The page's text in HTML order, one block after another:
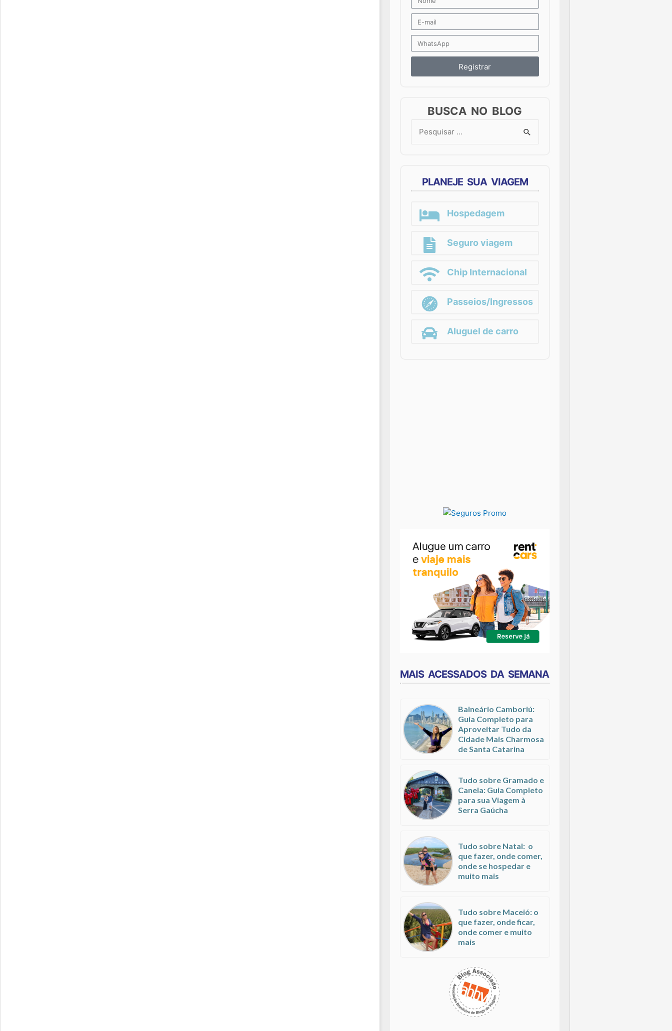
Registrar
BUSCA NO BLOG
Search
PLANEJE SUA VIAGEM
Hospedagem
Seguro viagem
Chip Internacional
Passeios/Ingressos
Aluguel de carro
MAIS ACESSADOS DA SEMANA
Balneário Camboriú:
Guia Completo para
Aproveitar Tudo da
Cidade Mais Charmosa
de Santa Catarina
Tudo sobre Gramado e
Canela: Guia Completo
para sua Viagem à
Serra Gaúcha
Tudo sobre Natal: o
que fazer, onde comer,
onde se hospedar e
muito mais
Tudo sobre Maceió: o
que fazer, onde ficar,
onde comer e muito
mais